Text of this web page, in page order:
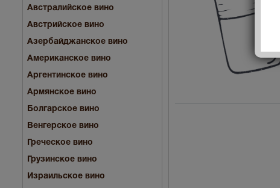
Австралийское вино
Австрийское вино
Азербайджанское вино
Американское вино
Аргентинское вино
Армянское вино
Болгарское вино
Венгерское вино
Греческое вино
Грузинское вино
Израильское вино